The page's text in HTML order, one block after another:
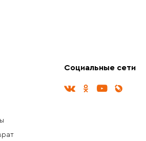
Социальные сети